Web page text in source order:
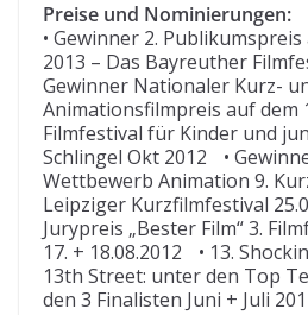
Preise und Nominierungen:
• Gewinner 2.
2013 – Das Bayreuther
Gewinner Nationaler Kurz-
Animationsfilmpreis auf dem
Filmfestival für Kinder und
Schlingel Okt 2012 •
Wettbewerb Animation 9.
Leipziger Kurzfilmfestival
Jurypreis „Bester Film“ 3.
17. + 18.08.2012 • 13.
13th Street: unter den Top
den 3 Finalisten Juni + Juli